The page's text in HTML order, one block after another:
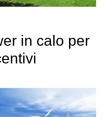
in calo per